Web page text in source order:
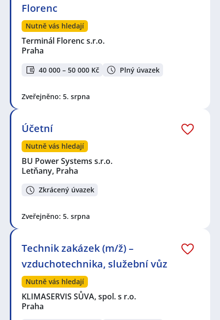
Florenc
Nutně vás hledají
Terminál Florenc s.r.o.
Praha
40 000 – 50 000 Kč Plný úvazek
Zveřejněno: 5. srpna
Účetní
Nutně vás hledají
BU Power Systems s.r.o.
Letňany, Praha
Zkrácený úvazek
Zveřejněno: 5. srpna
Technik zakázek (m/ž) –
vzduchotechnika, služební vůz
Nutně vás hledají
KLIMASERVIS SŮVA, spol. s r.o.
Praha